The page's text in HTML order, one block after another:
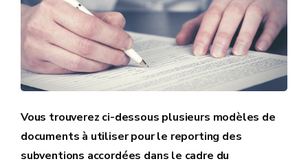
Vous trouverez ci-dessous plusieurs modèles de
documents à utiliser pour le reporting des
subventions accordées dans le cadre du